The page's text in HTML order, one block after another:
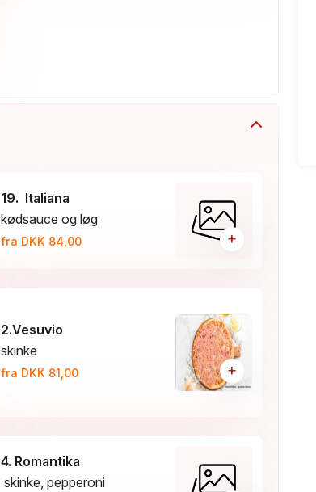
19. Italiana
kødsauce og løg
fra DKK 84,00 +
2.Vesuvio
skinke
fra DKK 81,00 +
4. Romantika
skinke, pepperoni